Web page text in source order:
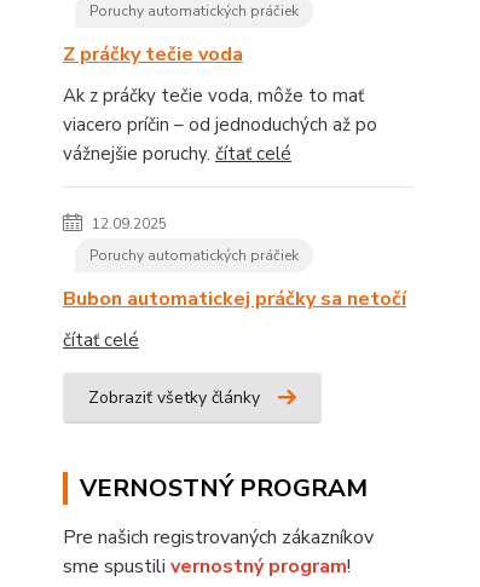
Poruchy automatických práčiek
Z práčky tečie voda
Ak z práčky tečie voda, môže to mať
viacero príčin – od jednoduchých až po
vážnejšie poruchy. čítať celé
12.09.2025
Poruchy automatických práčiek
Bubon automatickej práčky sa netočí
čítať celé
Zobraziť všetky články
VERNOSTNÝ PROGRAM
Pre našich registrovaných zákazníkov
sme spustili vernostný program!